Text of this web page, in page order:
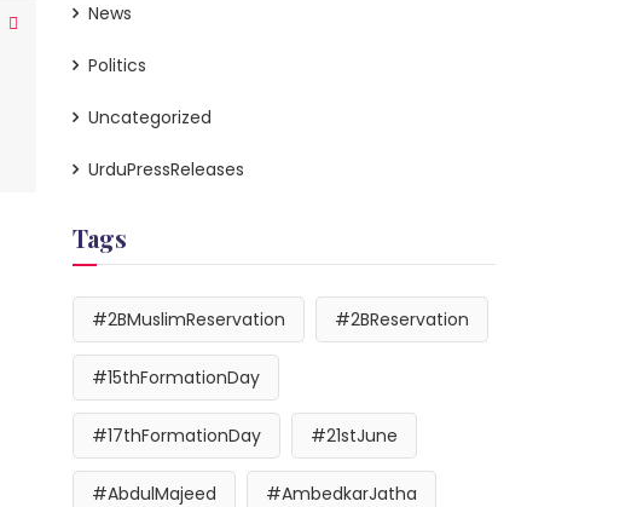
News
Politics
Uncategorized
UrduPressReleases
Tags
#2BMuslimReservation #2BReservation
#15thFormationDay
#17thFormationDay #21stJune
#AbdulMajeed #AmbedkarJatha